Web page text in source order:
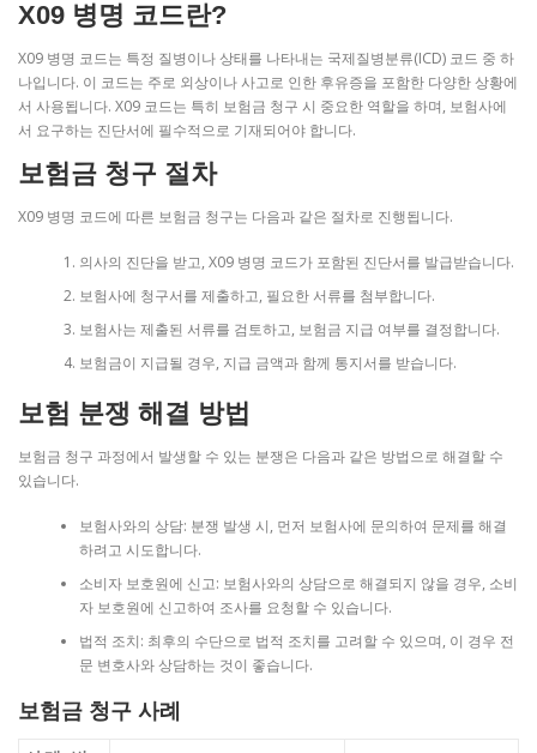
X09 병명 코드란?
X09 병명 코드는 특정 질병이나 상태를 나타내는 국제질병분류(ICD) 코드 중 하
나입니다. 이 코드는 주로 외상이나 사고로 인한 후유증을 포함한 다양한 상황에
서 사용됩니다. X09 코드는 특히 보험금 청구 시 중요한 역할을 하며, 보험사에
서 요구하는 진단서에 필수적으로 기재되어야 합니다.
보험금 청구 절차
X09 병명 코드에 따른 보험금 청구는 다음과 같은 절차로 진행됩니다.
의사의 진단을 받고, X09 병명 코드가 포함된 진단서를 발급받습니다.
보험사에 청구서를 제출하고, 필요한 서류를 첨부합니다.
보험사는 제출된 서류를 검토하고, 보험금 지급 여부를 결정합니다.
보험금이 지급될 경우, 지급 금액과 함께 통지서를 받습니다.
보험 분쟁 해결 방법
보험금 청구 과정에서 발생할 수 있는 분쟁은 다음과 같은 방법으로 해결할 수
있습니다.
보험사와의 상담: 분쟁 발생 시, 먼저 보험사에 문의하여 문제를 해결
하려고 시도합니다.
소비자 보호원에 신고: 보험사와의 상담으로 해결되지 않을 경우, 소비
자 보호원에 신고하여 조사를 요청할 수 있습니다.
법적 조치: 최후의 수단으로 법적 조치를 고려할 수 있으며, 이 경우 전
문 변호사와 상담하는 것이 좋습니다.
보험금 청구 사례